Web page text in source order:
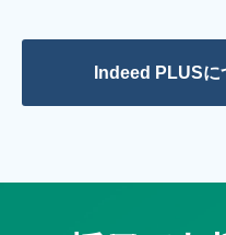
Indeed PLUSに